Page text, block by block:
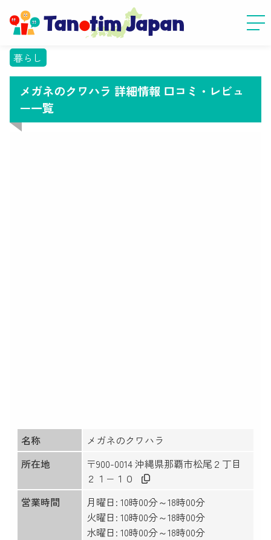
暮らし
メガネのクワハラ 詳細情報 口コミ・レビュ
ー一覧
名称
メガネのクワハラ
所在地
〒900-0014 沖縄県那覇市松尾２丁目
２１−１０
営業時間
月曜日: 10時00分～18時00分
火曜日: 10時00分～18時00分
水曜日: 10時00分～18時00分